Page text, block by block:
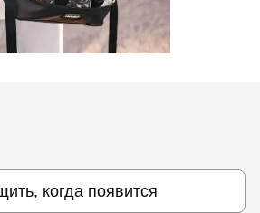
когда появится